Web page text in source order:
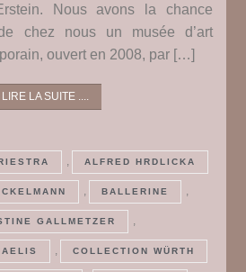
Nous avons la chance
chez nous un musée d’art
ouvert en 2008, par […]
LIRE LA SUITE ....
, ALFRED HRDLICKA
, BALLERINE ,
GALLMETZER ,
, COLLECTION WÜRTH